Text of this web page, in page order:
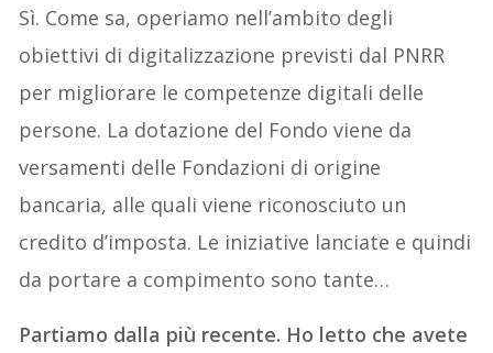
Sì. Come sa, operiamo nell’ambito degli
obiettivi di digitalizzazione previsti dal PNRR
per migliorare le competenze digitali delle
persone. La dotazione del Fondo viene da
versamenti delle Fondazioni di origine
bancaria, alle quali viene riconosciuto un
credito d’imposta. Le iniziative lanciate e quindi
da portare a compimento sono tante…
Partiamo dalla più recente. Ho letto che avete